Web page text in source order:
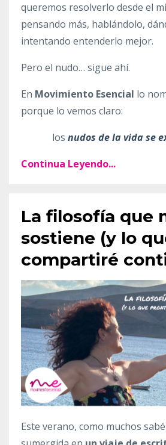
queremos resolverlo desde el
pensando más, hablándolo,
intentando entenderlo mejor.
Pero el nudo… sigue ahí.
En Movimiento Esencial lo
porque lo vemos claro:
los nudos de la vida se
Continua Leyendo...
La filosofía que
sostiene (y lo
compartiré
Este verano, como muchos